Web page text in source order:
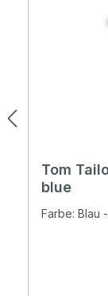
Tom
blue
Farbe: Blau